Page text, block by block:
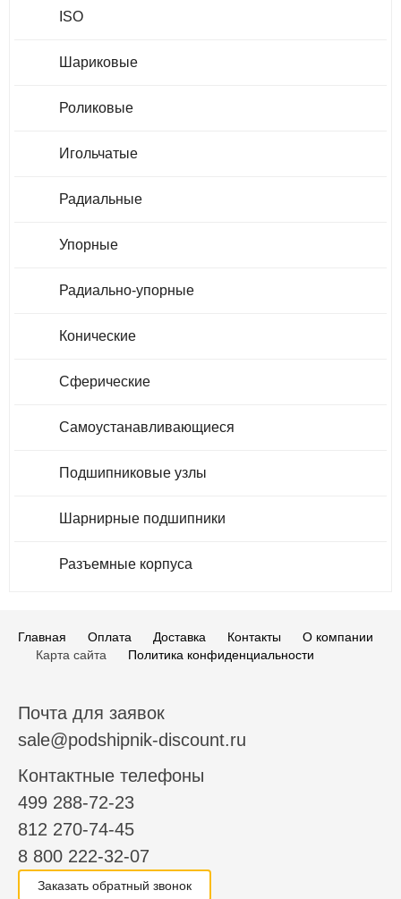
ISO
Шариковые
Роликовые
Игольчатые
Радиальные
Упорные
Радиально-упорные
Конические
Сферические
Самоустанавливающиеся
Подшипниковые узлы
Шарнирные подшипники
Разъемные корпуса
Главная Оплата Доставка Контакты
О компании
Карта сайта
Политика конфиденциальности
Почта для заявок
sale@podshipnik-discount.ru
Контактные телефоны
499 288-72-23
812 270-74-45
8 800 222-32-07
Заказать обратный звонок